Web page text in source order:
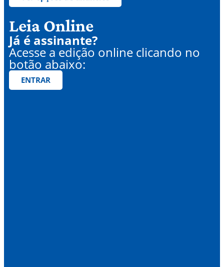
Leia Online
Já é assinante?
Acesse a edição online clicando no
botão abaixo:
ENTRAR